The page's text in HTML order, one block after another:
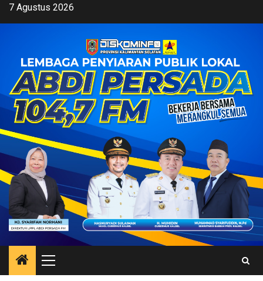
Skip7 Agustus 2026
Primary
Menu